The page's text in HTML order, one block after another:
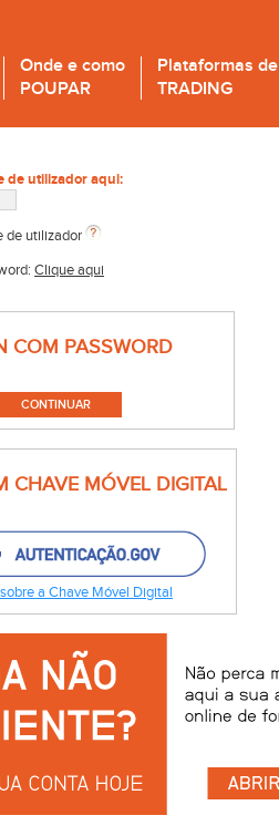
Onde e como
POUPAR
Plataformas de
TRADING
de utilizador aqui:
de utilizador
Clique aqui
COM PASSWORD
CHAVE MÓVEL DIGITAL
a Chave Móvel Digital